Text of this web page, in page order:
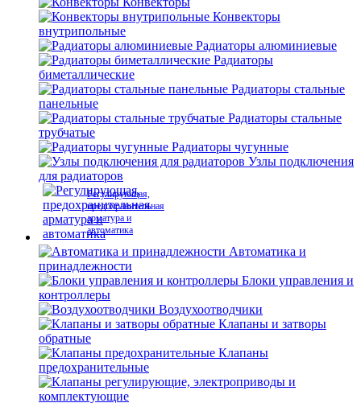
Конвекторы
внутрипольные
Радиаторы алюминиевые
Радиаторы
биметаллические
Радиаторы стальные
панельные
Радиаторы стальные
трубчатые
Радиаторы чугунные
Узлы подключения
для радиаторов
Регулирующая,
предохранительная
арматура и
автоматика
Автоматика и
принадлежности
Блоки управления и
контроллеры
Воздухоотводчики
Клапаны и затворы
обратные
Клапаны
предохранительные